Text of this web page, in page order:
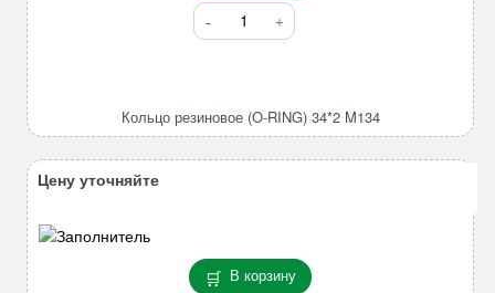
Количество
товара
RING)
Кольцо резиновое (O-RING) 34*2 M134
В корзину
Цену уточняйте